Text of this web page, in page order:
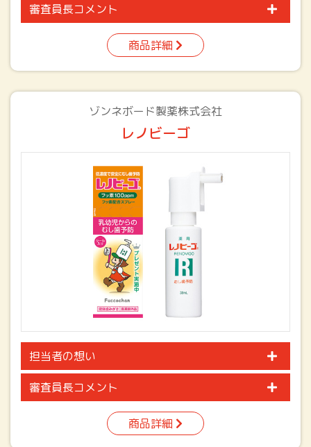
審査員長コメント
商品詳細
ゾンネボード製薬株式会社
レノビーゴ
担当者の想い
審査員長コメント
商品詳細